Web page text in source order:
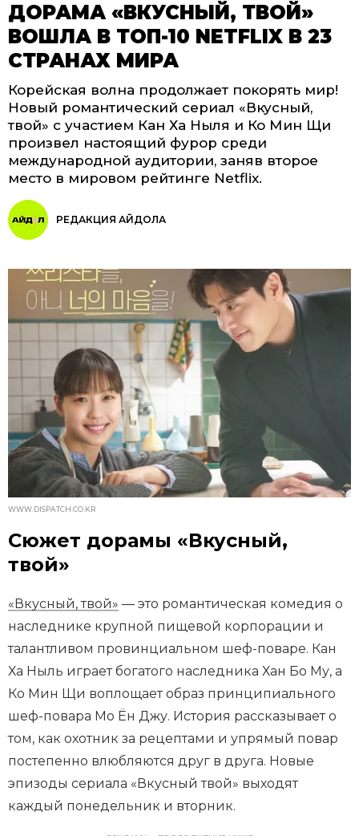
ДОРАМА «ВКУСНЫЙ, ТВОЙ»
ВОШЛА В ТОП-10 NETFLIX В 23
СТРАНАХ МИРА
Корейская волна продолжает покорять мир!
Новый романтический сериал «Вкусный,
твой» с участием Кан Ха Ныля и Ко Мин Щи
произвел настоящий фурор среди
международной аудитории, заняв второе
место в мировом рейтинге Netflix.
РЕДАКЦИЯ АЙДОЛА
WWW.DISPATCH.CO.KR
Сюжет дорамы «Вкусный,
твой»
«Вкусный, твой» — это романтическая комедия о
наследнике крупной пищевой корпорации и
талантливом провинциальном шеф-поваре. Кан
Ха Ныль играет богатого наследника Хан Бо Му, а
Ко Мин Щи воплощает образ принципиального
шеф-повара Мо Ён Джу. История рассказывает о
том, как охотник за рецептами и упрямый повар
постепенно влюбляются друг в друга. Новые
эпизоды сериала «Вкусный твой» выходят
каждый понедельник и вторник.